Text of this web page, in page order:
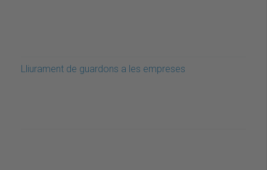
Lliurament de guardons a les empreses